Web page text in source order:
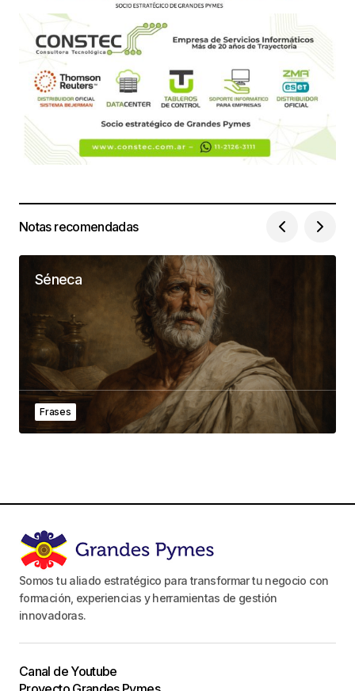
Notas recomendadas
Séneca
Frases
Somos tu aliado estratégico para transformar tu negocio con
formación, experiencias y herramientas de gestión
innovadoras.
Canal de Youtube